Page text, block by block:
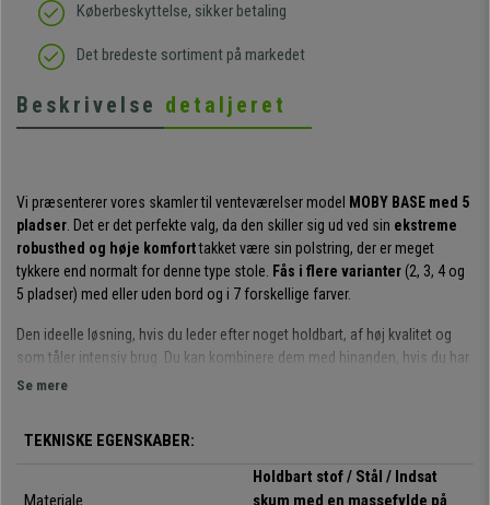
Køberbeskyttelse, sikker betaling
Det bredeste sortiment på markedet
Beskrivelse detaljeret
Vi præsenterer vores skamler til venteværelser model
MOBY BASE med 5
pladser . Det er det perfekte valg, da den skiller sig ud ved sin ekstreme
robusthed og høje komforttakket være sin polstring, der er meget
tykkere end normalt for denne type stole.
Fås i flere varianter (2, 3, 4 og
5 pladser) med eller uden bord og i 7 forskellige farver.
Den ideelle løsning, hvis du leder efter noget holdbart, af høj kvalitet og
som tåler intensiv brug. Du kan kombinere dem med hinanden, hvis du har
brug for flere pladser, og du kan endda installere et bord i den position, du
Sædet og ryglænet er meget tykke og komfortable
kunder eller gæster noget behageligt og af høj kvalitet. Fyldet er faktisk
Se mere
TEKNISKE EGENSKABER:
Materiale
Holdbart stof / Stål / Indsat
skum med en massefylde på